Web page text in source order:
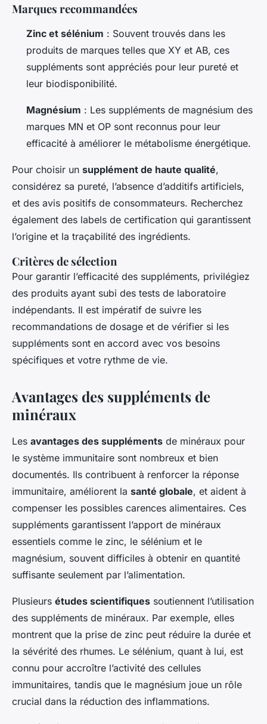
Marques recommandées
Zinc et sélénium : Souvent trouvés dans les
produits de marques telles que XY et AB, ces
suppléments sont appréciés pour leur pureté et
leur biodisponibilité.
Magnésium : Les suppléments de magnésium des
marques MN et OP sont reconnus pour leur
efficacité à améliorer le métabolisme énergétique.
Pour choisir un supplément de haute qualité,
considérez sa pureté, l’absence d’additifs artificiels,
et des avis positifs de consommateurs. Recherchez
également des labels de certification qui garantissent
l’origine et la traçabilité des ingrédients.
Critères de sélection
Pour garantir l’efficacité des suppléments, privilégiez
des produits ayant subi des tests de laboratoire
indépendants. Il est impératif de suivre les
recommandations de dosage et de vérifier si les
suppléments sont en accord avec vos besoins
spécifiques et votre rythme de vie.
Avantages des suppléments de
minéraux
Les avantages des suppléments de minéraux pour
le système immunitaire sont nombreux et bien
documentés. Ils contribuent à renforcer la réponse
immunitaire, améliorent la santé globale, et aident à
compenser les possibles carences alimentaires. Ces
suppléments garantissent l’apport de minéraux
essentiels comme le zinc, le sélénium et le
magnésium, souvent difficiles à obtenir en quantité
suffisante seulement par l’alimentation.
Plusieurs études scientifiques soutiennent l’utilisation
des suppléments de minéraux. Par exemple, elles
montrent que la prise de zinc peut réduire la durée et
la sévérité des rhumes. Le sélénium, quant à lui, est
connu pour accroître l’activité des cellules
immunitaires, tandis que le magnésium joue un rôle
crucial dans la réduction des inflammations.